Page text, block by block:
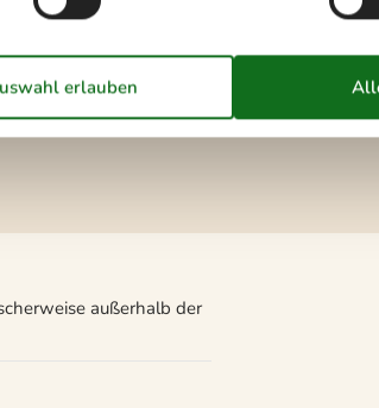
außerhalb der